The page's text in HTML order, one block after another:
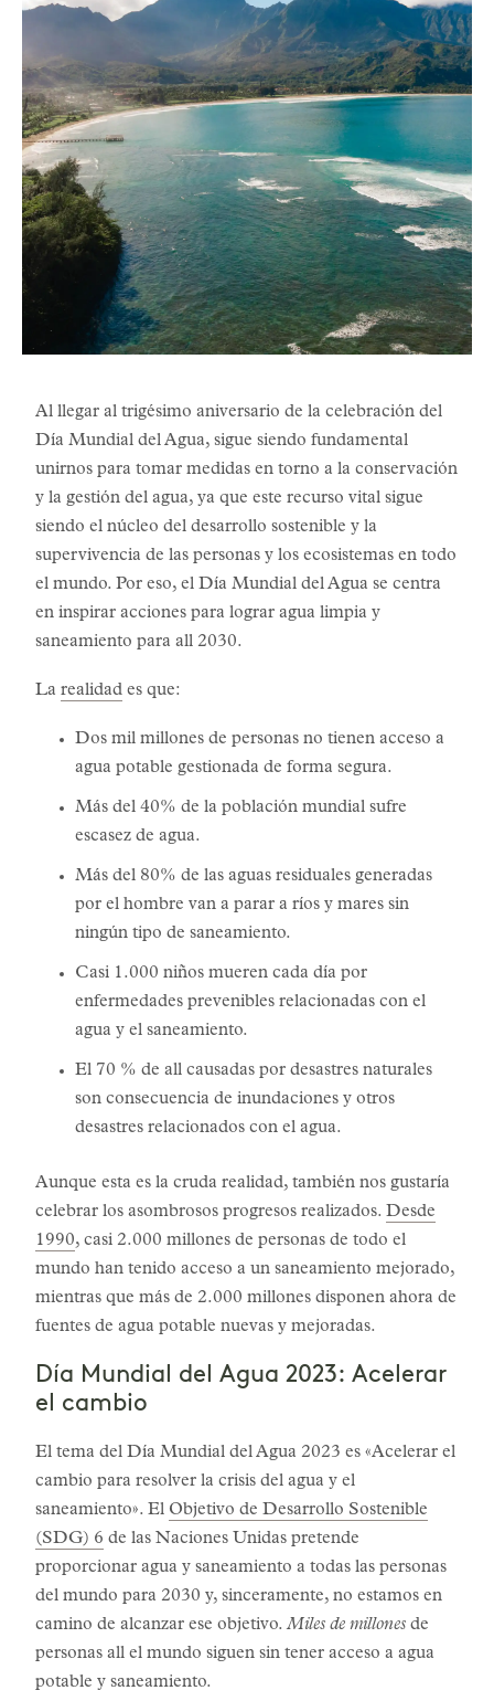
Al llegar al trigésimo aniversario de la celebración del
Día Mundial del Agua, sigue siendo fundamental
unirnos para tomar medidas en torno a la conservación
y la gestión del agua, ya que este recurso vital sigue
siendo el núcleo del desarrollo sostenible y la
supervivencia de las personas y los ecosistemas en todo
el mundo. Por eso, el Día Mundial del Agua se centra
en inspirar acciones para lograr agua limpia y
saneamiento para all 2030.
La realidad es que:
Dos mil millones de personas no tienen acceso a
agua potable gestionada de forma segura.
Más del 40% de la población mundial sufre
escasez de agua.
Más del 80% de las aguas residuales generadas
por el hombre van a parar a ríos y mares sin
ningún tipo de saneamiento.
Casi 1.000 niños mueren cada día por
enfermedades prevenibles relacionadas con el
agua y el saneamiento.
El 70 % de all causadas por desastres naturales
son consecuencia de inundaciones y otros
desastres relacionados con el agua.
Aunque esta es la cruda realidad, también nos gustaría
celebrar los asombrosos progresos realizados. Desde
1990, casi 2.000 millones de personas de todo el
mundo han tenido acceso a un saneamiento mejorado,
mientras que más de 2.000 millones disponen ahora de
fuentes de agua potable nuevas y mejoradas.
Día Mundial del Agua 2023: Acelerar
el cambio
El tema del Día Mundial del Agua 2023 es «Acelerar el
cambio para resolver la crisis del agua y el
saneamiento». El Objetivo de Desarrollo Sostenible
(SDG) 6 de las Naciones Unidas pretende
proporcionar agua y saneamiento a todas las personas
del mundo para 2030 y, sinceramente, no estamos en
camino de alcanzar ese objetivo. Miles de millones de
personas all el mundo siguen sin tener acceso a agua
potable y saneamiento.